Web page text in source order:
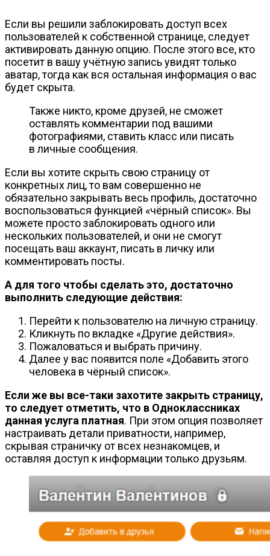
Если вы решили заблокировать доступ всех
пользователей к собственной странице, следует
активировать данную опцию. После этого все, кто
посетит в вашу учётную запись увидят только
аватар, тогда как вся остальная информация о вас
будет скрыта.
Также никто, кроме друзей, не сможет
оставлять комментарии под вашими
фотографиями, ставить класс или писать
в личные сообщения.
Если вы хотите скрыть свою страницу от
конкретных лиц, то вам совершенно не
обязательно закрывать весь профиль, достаточно
воспользоваться функцией «чёрный список». Вы
можете просто заблокировать одного или
нескольких пользователей, и они не смогут
посещать ваш аккаунт, писать в личку или
комментировать посты.
А для того чтобы сделать это, достаточно
выполнить следующие действия:
Перейти к пользователю на личную страницу.
Кликнуть по вкладке «Другие действия».
Пожаловаться и выбрать причину.
Далее у вас появится поле «Добавить этого
человека в чёрный список».
Если же вы все-таки захотите закрыть страницу,
то следует отметить, что в Одноклассниках
данная услуга платная. При этом опция позволяет
настраивать детали приватности, например,
скрывая страничку от всех незнакомцев, и
оставляя доступ к информации только друзьям.